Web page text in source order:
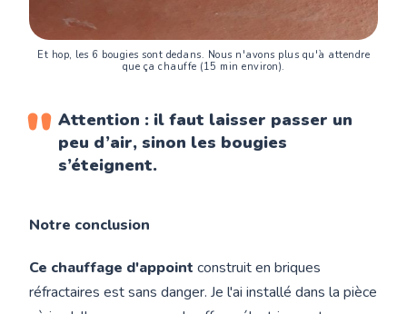
Et hop, les 6 bougies sont dedans. Nous n'avons plus qu'à attendre
que ça chauffe (15 min environ).
Attention : il faut laisser passer un
peu d’air, sinon les bougies
s’éteignent.
Notre conclusion
Ce chauffage d'appointconstruit en briques
réfractaires est sans danger. Je l'ai installé dans la pièce